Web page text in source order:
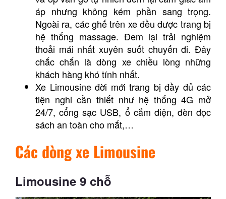
áp nhưng không kém phần sang trọng.
Ngoài ra, các ghế trên xe đều được trang bị
hệ thống massage. Đem lại trải nghiệm
thoải mái nhất xuyên suốt chuyến đi. Đây
chắc chắn là dòng xe chiều lòng những
khách hàng khó tính nhất.
Xe Limousine đời mới trang bị đầy đủ các
tiện nghi cần thiết như hệ thống 4G mở
24/7, cổng sạc USB, ổ cắm điện, đèn đọc
sách an toàn cho mắt,…
Các dòng xe Limousine
Limousine 9 chỗ